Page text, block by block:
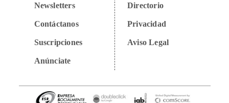
Newsletters
Contáctanos
Suscripciones
Anúnciate
Directorio
Privacidad
Aviso Legal